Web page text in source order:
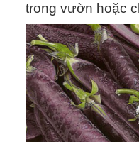
trong vườn hoặc